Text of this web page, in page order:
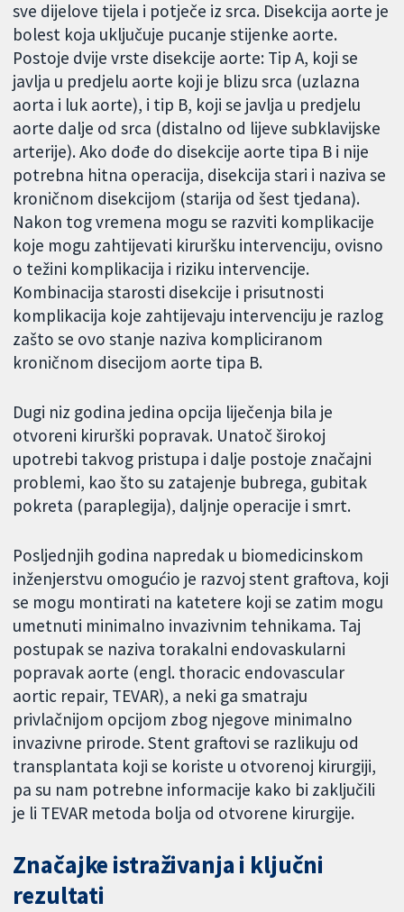
sve dijelove tijela i potječe iz srca. Disekcija aorte je
bolest koja uključuje pucanje stijenke aorte.
Postoje dvije vrste disekcije aorte: Tip A, koji se
javlja u predjelu aorte koji je blizu srca (uzlazna
aorta i luk aorte), i tip B, koji se javlja u predjelu
aorte dalje od srca (distalno od lijeve subklavijske
arterije). Ako dođe do disekcije aorte tipa B i nije
potrebna hitna operacija, disekcija stari i naziva se
kroničnom disekcijom (starija od šest tjedana).
Nakon tog vremena mogu se razviti komplikacije
koje mogu zahtijevati kiruršku intervenciju, ovisno
o težini komplikacija i riziku intervencije.
Kombinacija starosti disekcije i prisutnosti
komplikacija koje zahtijevaju intervenciju je razlog
zašto se ovo stanje naziva kompliciranom
kroničnom disecijom aorte tipa B.
Dugi niz godina jedina opcija liječenja bila je
otvoreni kirurški popravak. Unatoč širokoj
upotrebi takvog pristupa i dalje postoje značajni
problemi, kao što su zatajenje bubrega, gubitak
pokreta (paraplegija), daljnje operacije i smrt.
Posljednjih godina napredak u biomedicinskom
inženjerstvu omogućio je razvoj stent graftova, koji
se mogu montirati na katetere koji se zatim mogu
umetnuti minimalno invazivnim tehnikama. Taj
postupak se naziva torakalni endovaskularni
popravak aorte (engl. thoracic endovascular
aortic repair, TEVAR), a neki ga smatraju
privlačnijom opcijom zbog njegove minimalno
invazivne prirode. Stent graftovi se razlikuju od
transplantata koji se koriste u otvorenoj kirurgiji,
pa su nam potrebne informacije kako bi zaključili
je li TEVAR metoda bolja od otvorene kirurgije.
Značajke istraživanja i ključni
rezultati